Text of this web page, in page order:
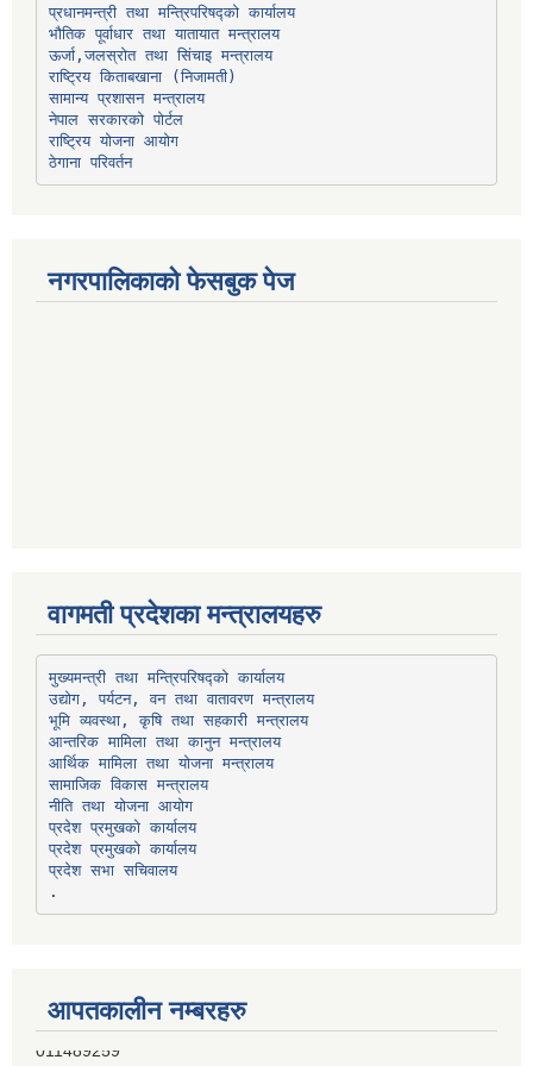
प्रधानमन्त्री तथा मन्त्रिपरिषद्को कार्यालय
भौतिक पूर्वाधार तथा यातायात मन्त्रालय
ऊर्जा,जलस्रोत तथा सिंचाइ मन्त्रालय
सामान्य प्रशासन मन्त्रालय
नेपाल सरकारको पोर्टल
राष्ट्रिय योजना आयोग
ठेगाना परिवर्तन
नगरपालिकाको फेसबुक पेज
वागमती प्रदेशका मन्त्रालयहरु
मुख्यमन्त्री तथा मन्त्रिपरिषद्को कार्यालय
उद्योग, पर्यटन, वन तथा वातावरण मन्त्रालय
भूमि व्यवस्था, कृषि तथा सहकारी मन्त्रालय
आन्तरिक मामिला तथा कानुन मन्त्रालय
आर्थिक मामिला तथा योजना मन्त्रालय
सामाजिक विकास मन्त्रालय
नीति तथा योजना आयोग
प्रदेश प्रमुखको कार्यालय
प्रदेश प्रमुखको कार्यालय
प्रदेश सभा सचिवालय
आपतकालीन नम्बरहरु